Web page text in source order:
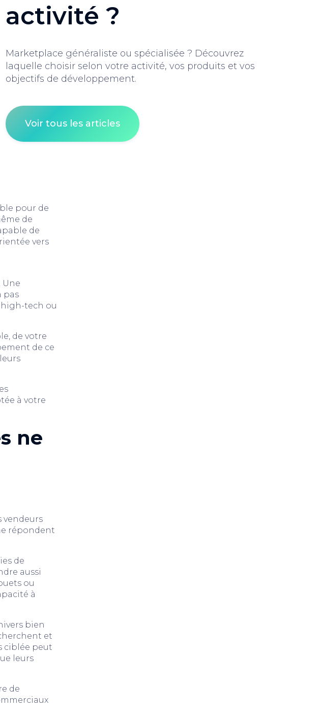
activité ?
Marketplace généraliste ou spécialisée ? Découvrez
laquelle choisir selon votre activité, vos produits et vos
objectifs de développement.
Voir tous les articles
pour de
de
de
vers
Une
pas
tech ou
de votre
de ce
à votre
ne
vendeurs
répondent
de
aussi
ou
à
bien
et
ciblée peut
leurs
de